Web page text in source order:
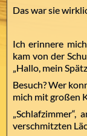
Das war sie
Ich erinnere
kam von der
„Hallo, mein
Besuch? Wer
mich mit großen
verschmitzten